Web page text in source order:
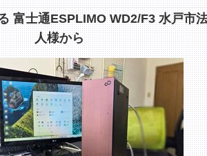
PC販売中 富士通FH70/D1 1TB
23.8インチ/Office
富士通ESPLIMO WD2/F3 水戸市
人様から